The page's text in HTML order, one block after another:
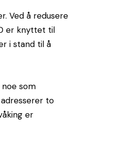
Ved å redusere
er knyttet til
i stand til å
som
to
er